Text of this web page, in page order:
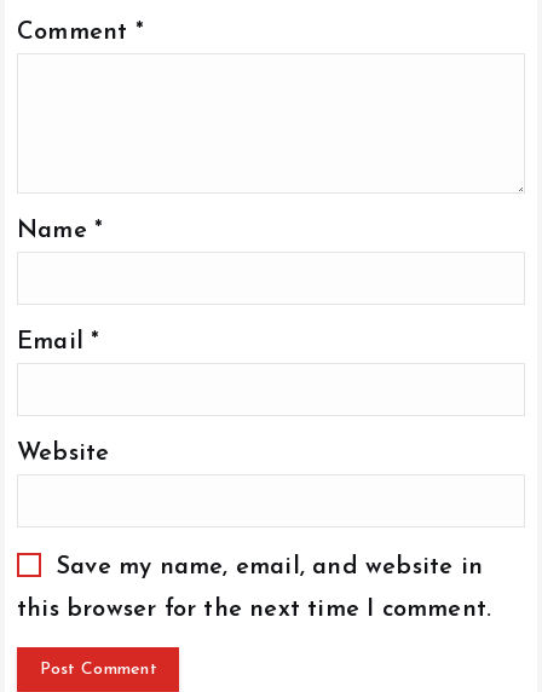
Comment *
Name *
Email *
Website
Save my name, email, and website in
this browser for the next time I comment.